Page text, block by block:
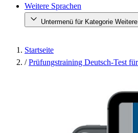
Weitere Sprachen
Untermenü für Kategorie
Startseite
/ Prüfungstraining Deutsch-Test